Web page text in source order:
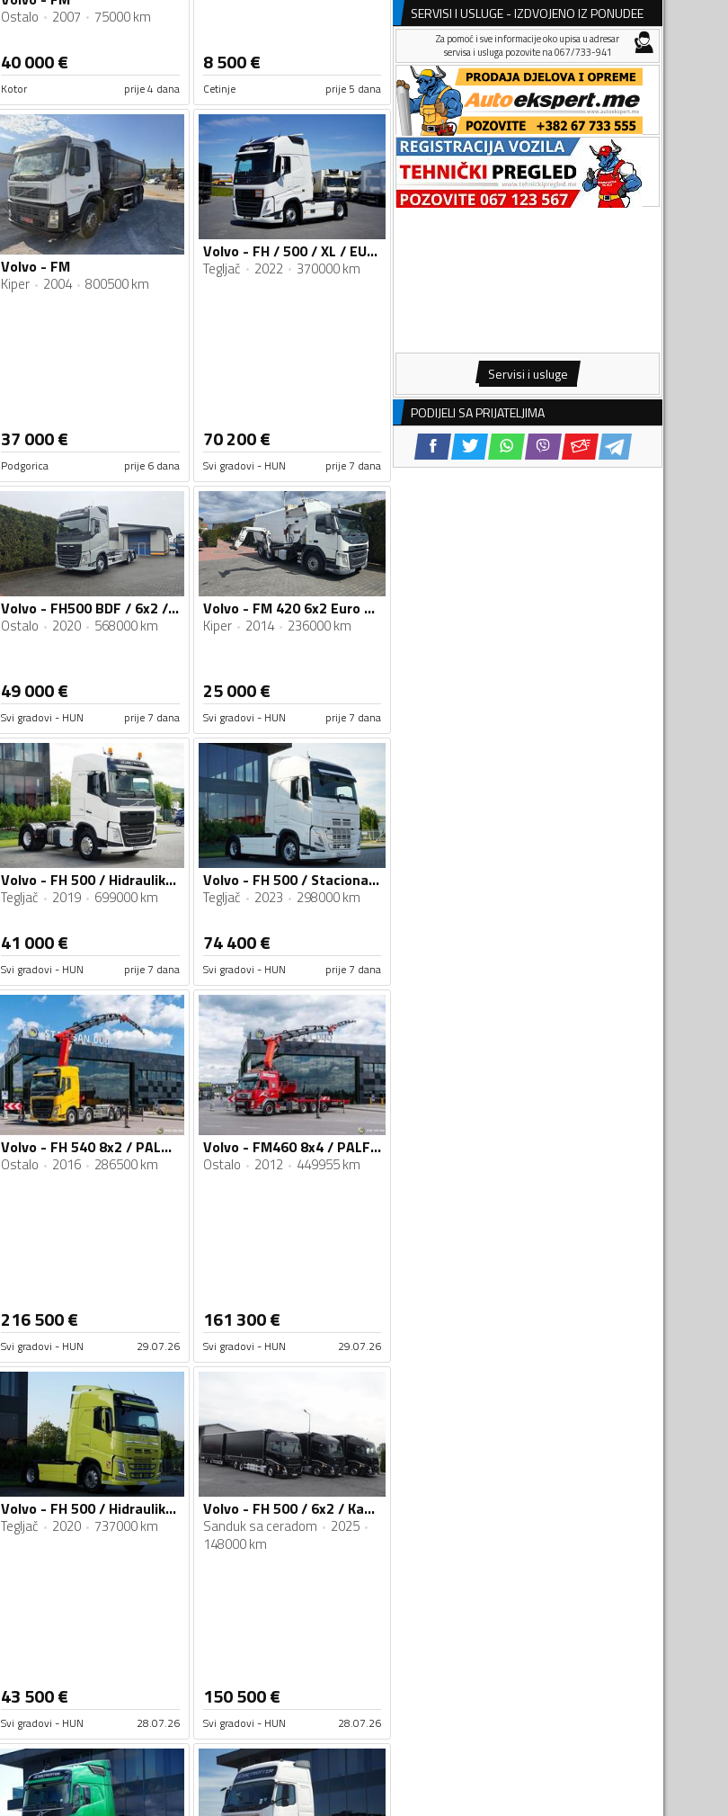
Ostalo 2007 75000 km
40 000€
Kotor prije 4 dana
8 500€
Cetinje prije 5 dana
Volvo - FM
Kiper 2004 800500 km
37 000€
Podgorica prije 6 dana
Volvo - FH / 500 / XL / EURO 6 / ACC / Potpuni ADR / I-COOL / Novi model / Tegljač / DOM-2451
Tegljač 2022 370000 km
70 200€
Svi gradovi - HUN prije 7 dana
Volvo - FH500 BDF / 6x2 / Kamion za BDF Kontejner / VLT060
Ostalo 2020 568000 km
49 000€
Svi gradovi - HUN prije 7 dana
Volvo - FM 420 6x2 Euro 6 / NTM Vozilo za Odvoz Smeća / Kamion / VLT061
Kiper 2014 236000 km
25 000€
Svi gradovi - HUN prije 7 dana
Volvo - FH 500 / Hidraulika / I-Shift / Aluminijumske Felne / Euro 6 / Tegljač / IMP-4634
Tegljač 2019 699000 km
41 000€
Svi gradovi - HUN prije 7 dana
Volvo - FH 500 / Stacionarna Klima / I-Shift / Aluminijumske Felne / Euro 6 / Tegljač / IMP-4656
Tegljač 2023 298000 km
74 400€
Svi gradovi - HUN prije 7 dana
Volvo - FH 540 8x2 / PALFINGER PK 65002 SH / Fly Jib / Otvorena platforma / Kamion sa dizalicom /...
Ostalo 2016 286500 km
216 500€
Svi gradovi - HUN 29.07.26
Volvo - FM460 8x4 / PALFINGER PK 65002 SH / FLY JIB / Kamion sa ravnom platformom / STR-0687
Ostalo 2012 449955 km
161 300€
Svi gradovi - HUN 29.07.26
Volvo - FH 500 / Hidraulika / Stacionarna klima / Aluminijumske felne / I-Save / I-Shift / Teglja...
Tegljač 2020 737000 km
43 500€
Svi gradovi - HUN 28.07.26
Volvo - FH 500 / 6x2 / Kamion sa ceradom + Prikolica sa ceradom / IMP-4620
Sanduk sa ceradom
2025
148000 km
150 500€
Svi gradovi - HUN 28.07.26
SERVISI I USLUGE - IZDVOJENO IZ PONUDEE
Za pomoć i sve informacije oko upisa u adresar
servisa i usluga pozovite na 067/733-941
Servisi i usluge
PODIJELI SA PRIJATELJIMA